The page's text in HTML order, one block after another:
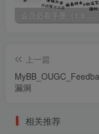
会员必看手册（1.9.0版本 26.4.5更新）
上一篇
漏洞
相关推荐